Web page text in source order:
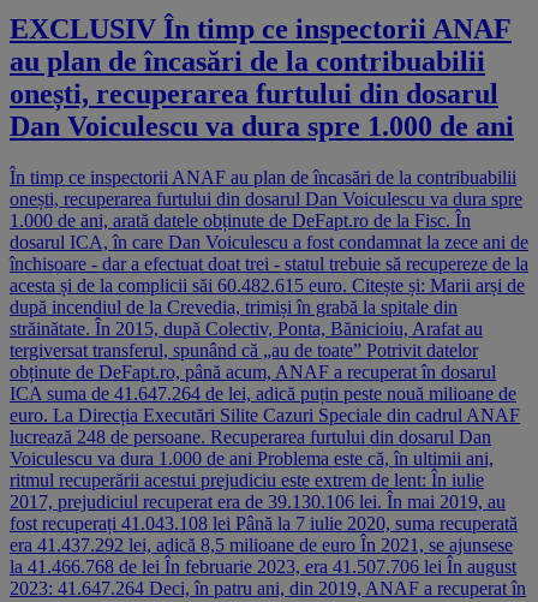
EXCLUSIV În timp ce inspectorii ANAF
au plan de încasări de la contribuabilii
onești, recuperarea furtului din dosarul
Dan Voiculescu va dura spre 1.000 de ani
În timp ce inspectorii ANAF au plan de încasări de la contribuabilii
onești, recuperarea furtului din dosarul Dan Voiculescu va dura spre
1.000 de ani, arată datele obținute de DeFapt.ro de la Fisc. În
dosarul ICA, în care Dan Voiculescu a fost condamnat la zece ani de
închisoare - dar a efectuat doat trei - statul trebuie să recupereze de la
acesta și de la complicii săi 60.482.615 euro. Citește și: Marii arși de
după incendiul de la Crevedia, trimiși în grabă la spitale din
străinătate. În 2015, după Colectiv, Ponta, Bănicioiu, Arafat au
tergiversat transferul, spunând că „au de toate” Potrivit datelor
obținute de DeFapt.ro, până acum, ANAF a recuperat în dosarul
ICA suma de 41.647.264 de lei, adică puțin peste nouă milioane de
euro. La Direcția Executări Silite Cazuri Speciale din cadrul ANAF
lucrează 248 de persoane. Recuperarea furtului din dosarul Dan
Voiculescu va dura 1.000 de ani Problema este că, în ultimii ani,
ritmul recuperării acestui prejudiciu este extrem de lent: În iulie
2017, prejudiciul recuperat era de 39.130.106 lei. În mai 2019, au
fost recuperați 41.043.108 lei Până la 7 iulie 2020, suma recuperată
era 41.437.292 lei, adică 8,5 milioane de euro În 2021, se ajunsese
la 41.466.768 de lei În februarie 2023, era 41.507.706 lei În august
2023: 41.647.264 Deci, în patru ani, din 2019, ANAF a recuperat în